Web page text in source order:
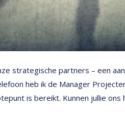
strategische partners – een
heb ik de Manager
is bereikt. Kunnen jullie